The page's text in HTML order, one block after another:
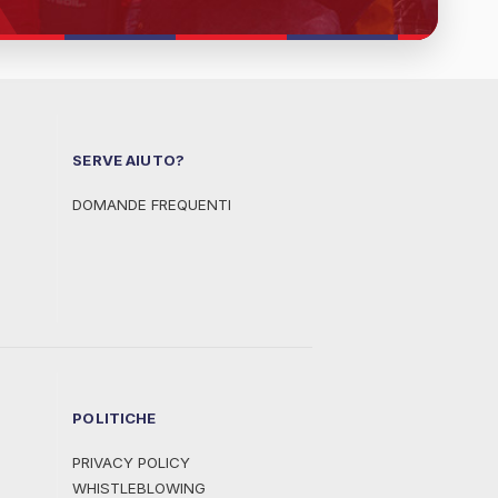
SERVE AIUTO?
DOMANDE FREQUENTI
POLITICHE
PRIVACY POLICY
WHISTLEBLOWING